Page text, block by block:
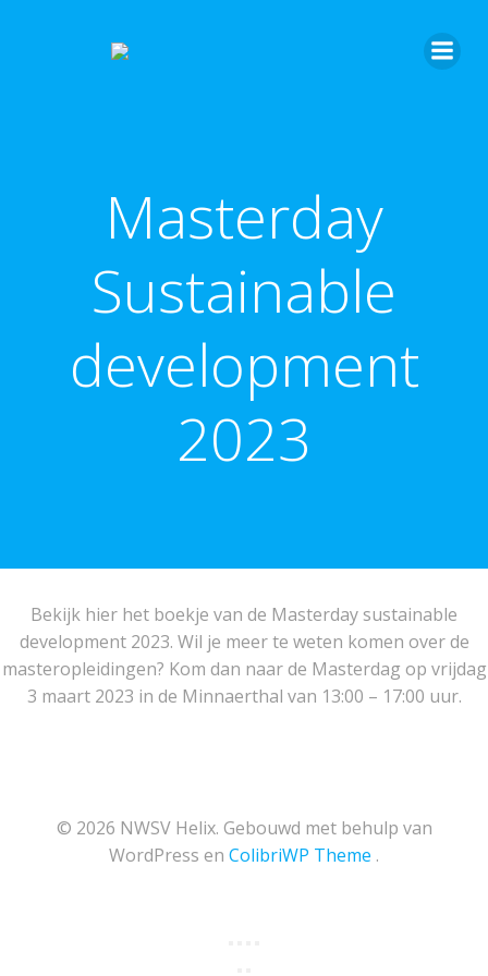
Masterday
Sustainable
development
2023
Bekijk hier het boekje van de Masterday sustainable
development 2023. Wil je meer te weten komen over de
masteropleidingen? Kom dan naar de Masterdag op vrijdag
3 maart 2023 in de Minnaerthal van 13:00 – 17:00 uur.
© 2026 NWSV Helix. Gebouwd met behulp van
WordPress en ColibriWP Theme .